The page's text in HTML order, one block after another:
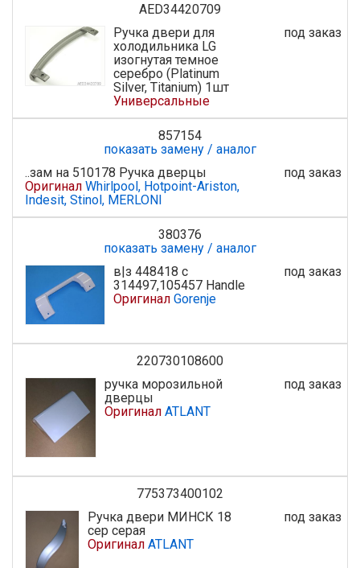
AED34420709
Ручка двери для
холодильника LG
изогнутая темное
серебро (Platinum
Silver, Titanium) 1шт
Универсальные
под заказ
857154
показать замену / аналог
..зам на 510178 Ручка дверцы
Оригинал Whirlpool, Hotpoint-Ariston,
Indesit, Stinol, MERLONI
под заказ
380376
показать замену / аналог
в|з 448418 с
314497,105457 Handle
Оригинал Gorenje
под заказ
220730108600
ручка морозильной
дверцы
Оригинал ATLANT
под заказ
775373400102
Ручка двери МИНСК 18
сер серая
Оригинал ATLANT
под заказ